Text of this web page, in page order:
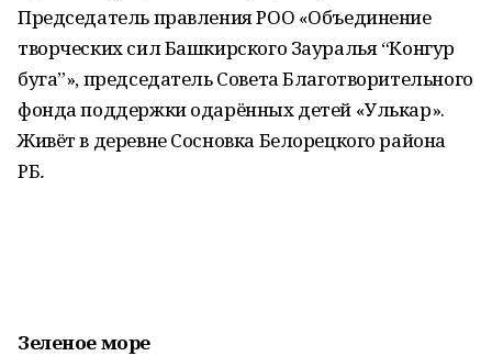
Председатель правления РОО «Объединение
творческих сил Башкирского Зауралья “Конгур
буга”», председатель Совета Благотворительного
фонда поддержки одарённых детей «Улькар».
Живёт в деревне Сосновка Белорецкого района
РБ.
Зеленое море